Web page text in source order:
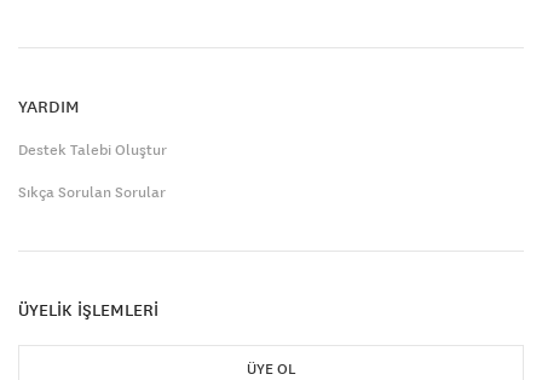
YARDIM
Destek Talebi Oluştur
Sıkça Sorulan Sorular
ÜYELİK İŞLEMLERİ
ÜYE OL